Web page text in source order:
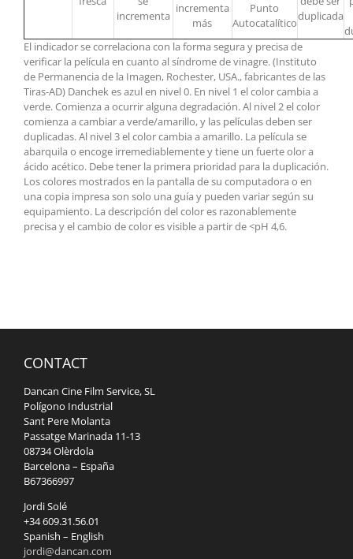
incrementa
incrementa
más
Punto
Autocatalíticoduplicada
El indicador se correlaciona con la forma segura y precisa de
verificar la película en cuanto al síndrome de vinagre. (Instituto
de Permanencia de la Imagen, Rochester, USA., fabricantes de las
Tiras-AD) Danchek es azul en nivel 0. En nivel 1 el color cambia a
verde. Comienza a ocurrir alguna degradación. Al nivel 2 el color
comienza a cambiar a verde/amarillo, y las películas deben ser
duplicadas. Al nivel 3 el color cambia a amarillo. La película se
abarquila o encoge irremediablemente y tiene un fuerte olor a
ácido acético. Debe tener la primera prioridad para la duplicación.
Los colores mostrados en la pantalla de su computadora o en
una copia impresa son solo una guía y pueden variar según su
equipamiento. La descripción del color es razonablemente
precisa y el cambio de color es visible a partir de <pH 4,6.
CONTACT
Dancan Cine Film Service, SL
Polígono Industrial
Sant Pere Molanta
Passatge Marinada 11-13
08734 Olèrdola
Barcelona – España
B67366997
Jordi Solé
+34 609.31.56.01
Spanish – English
jordi@dancan.com